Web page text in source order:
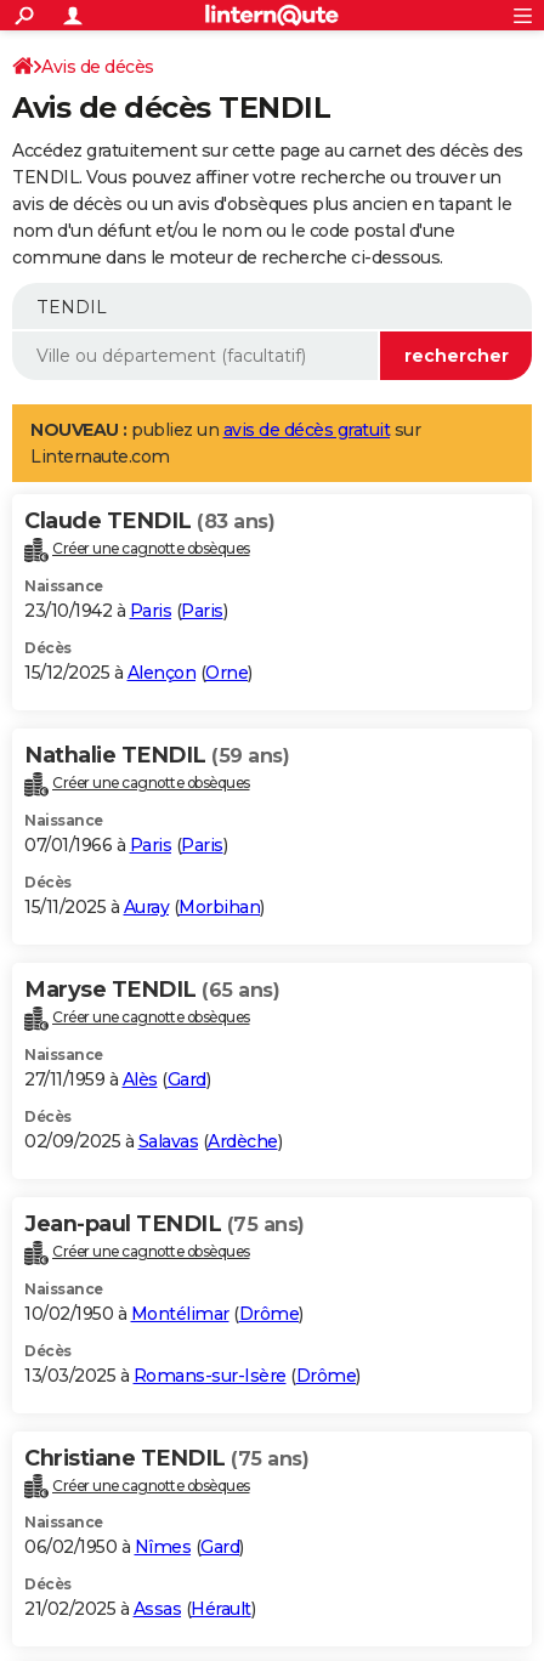
ACTUALITÉS
Politique
Société
Faits Divers
Education
Monde
Villes
+
SPORT
Coupe du monde 2026
Football
Tennis
Cyclisme
Rugby
Forum
Programme TV
TNT
Streaming
Cinéma
Sorties cinéma
Musique
+
FINANCE
Retraite
Epargne
Immobilier
Risques naturels par ville
Banque
Assurance
AUTO
Essais
Réserver un essai
Citadines
Berlines
SUV
Forum auto
+
Mobiles
Meilleur smartphone
Internet
Ordinateurs
Jeux vidéo
Guide high-tech
Aménagement intérieur
LIFESTYLE
Art de vivre
Bien-être
Loisirs
Mode
Modes de vie
Alimentation
Guide de la santé
Maladies
Médicaments
Sommeil
VOYAGE
Destinations
City break
Voyage nature
Voyage de noces
Forum
Climat
+PHOTO
GUIDES D'ACHAT
BONS PLANS
Carte de Noël
Carte Bonne année
Carte Saint-Valentin
Carte Pâques
Carte d'anniversaire
DICTIONNAIRE
Dictionnaire
Biographies
Citations
Expressions
Proverbes
PROGRAMME TV
S'inscrire
Se connecter
Lycées
Collèges
Primaires
Universités
Entreprises
Service militaire
Avis de recherche
AVIS DE DÉCÈS
Bricolage
Lifestyle
Culture
Sport
Auto
Television
Voyage
Cinema
Avis de décès
Avis de décès TENDIL
Accédez gratuitement sur cette page au carnet des décès des
TENDIL. Vous pouvez affiner votre recherche ou trouver un
avis de décès ou un avis d'obsèques plus ancien en tapant le
nom d'un défunt et/ou le nom ou le code postal d'une
commune dans le moteur de recherche ci-dessous.
NOUVEAU : publiez un avis de décès gratuitsur
Linternaute.com
Claude TENDIL (83 ans)
Créer une cagnotte obsèques
Naissance
23/10/1942 à Paris (Paris)
Décès
15/12/2025 à Alençon (Orne)
Nathalie TENDIL (59 ans)
Créer une cagnotte obsèques
Naissance
07/01/1966 à Paris (Paris)
Décès
15/11/2025 à Auray(Morbihan)
Maryse TENDIL (65 ans)
Créer une cagnotte obsèques
Naissance
27/11/1959 à Alès (Gard)
Décès
02/09/2025 à Salavas (Ardèche)
Jean-paul TENDIL (75 ans)
Créer une cagnotte obsèques
Naissance
10/02/1950 à Montélimar(Drôme)
Décès
13/03/2025 à Romans-sur-Isère (Drôme)
Christiane TENDIL (75 ans)
Créer une cagnotte obsèques
Naissance
06/02/1950 à Nîmes (Gard)
Décès
21/02/2025 à Assas (Hérault)